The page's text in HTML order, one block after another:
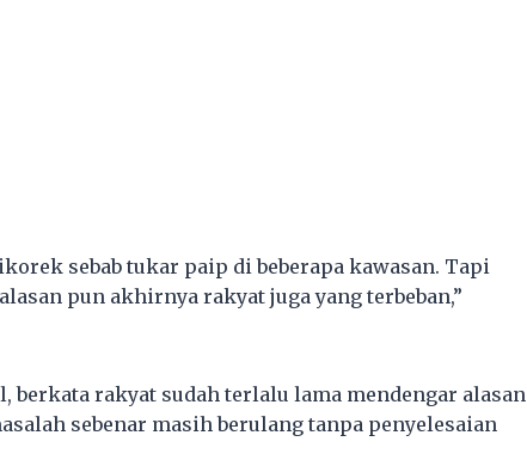
sebab tukar paip di beberapa kawasan. Tapi
pun akhirnya rakyat juga yang terbeban,”
berkata rakyat sudah terlalu lama mendengar alasan
sebenar masih berulang tanpa penyelesaian